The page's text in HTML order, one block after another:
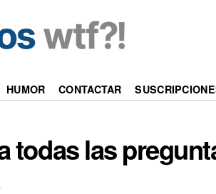
HUMOR CONTACTAR
todas las